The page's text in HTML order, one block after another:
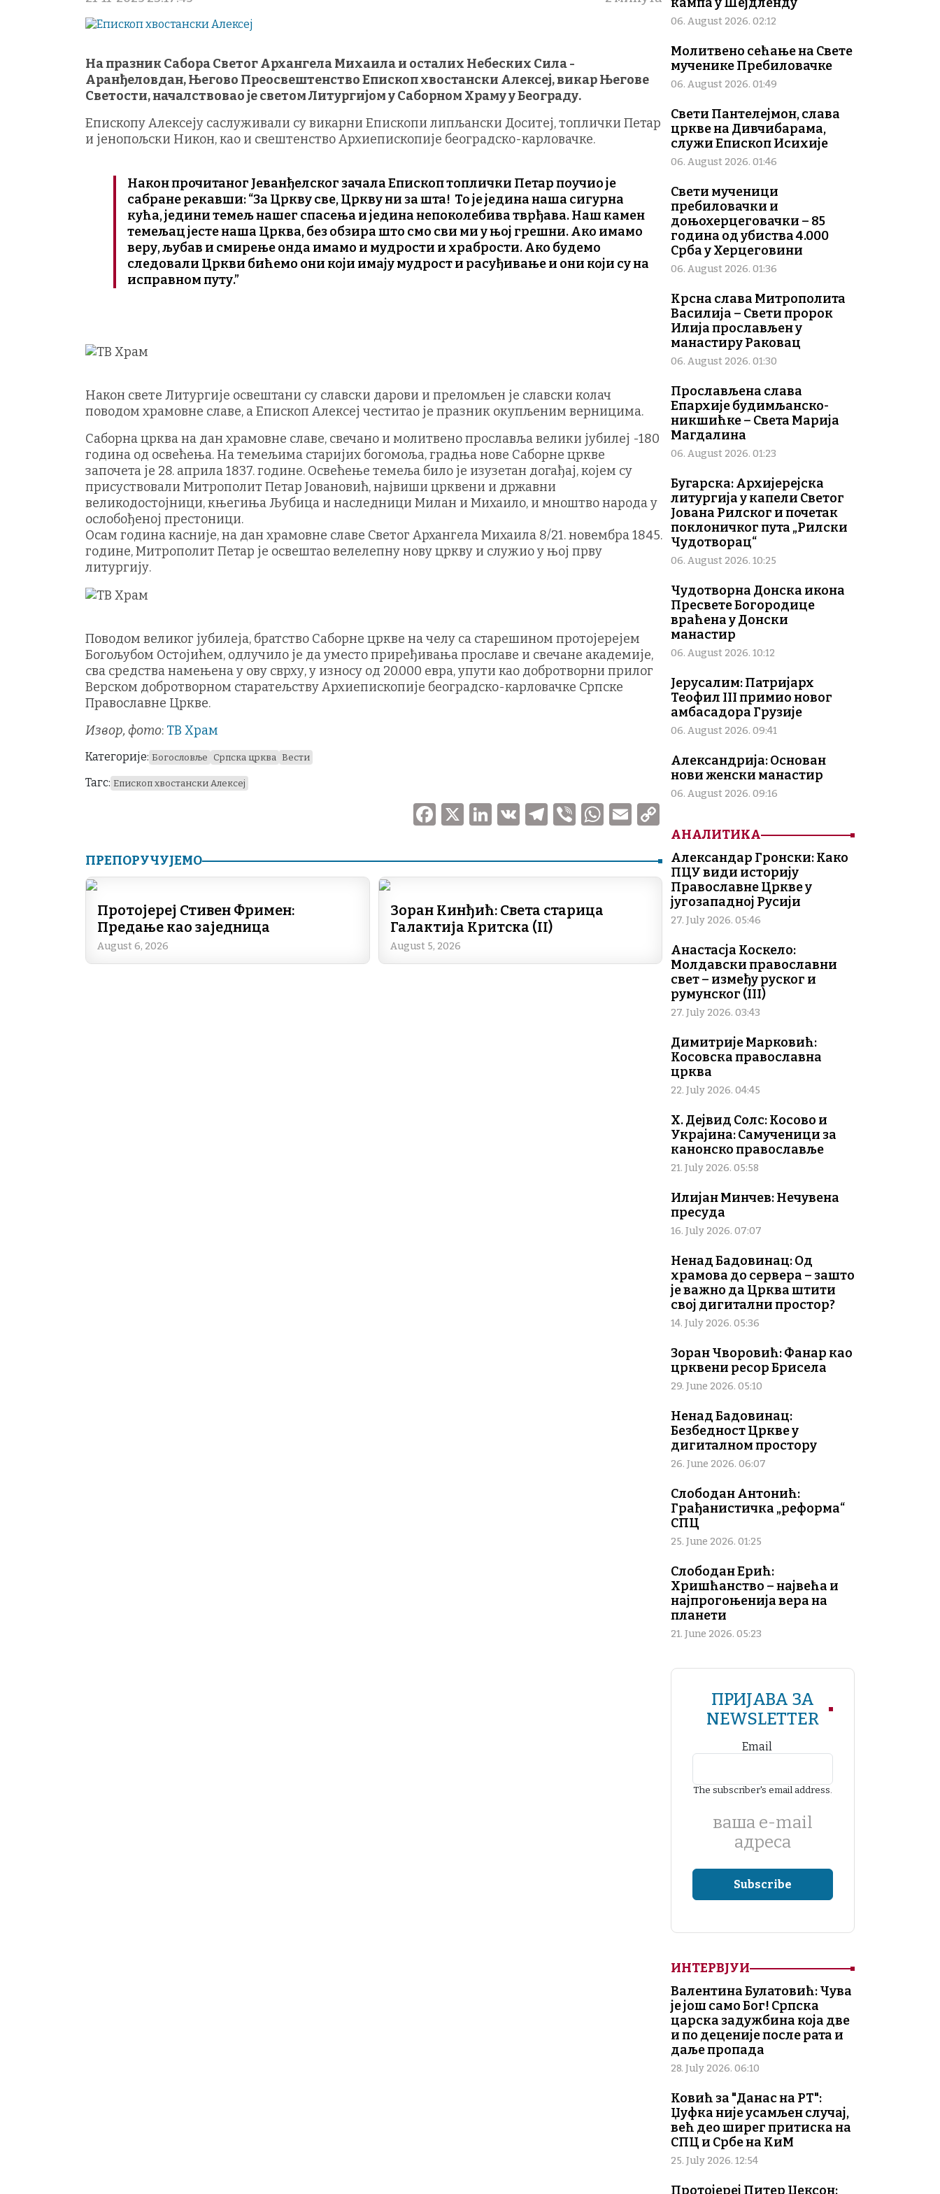
На празник Сабора Светог Архангела Михаила и осталих Небеских Сила -
Аранђеловдан, Његово Преосвештенство Епископ хвостански Алексеј, викар Његове
Светости, началствовао је светом Литургијом у Саборном Храму у Београду.
Епископу Алексеју саслуживали су викарни Епископи липљански Доситеј, топлички Петар
и јенопољски Никон, као и свештенство Архиепископије београдско-карловачке.
Након прочитаног Јеванђелског зачала Епископ топлички Петар поучио је
сабране рекавши: “За Цркву све, Цркву ни за шта! То је једина наша сигурна
кућа, једини темељ нашег спасења и једина непоколебива тврђава. Наш камен
темељац јесте наша Црква, без обзира што смо сви ми у њој грешни. Ако имамо
веру, љубав и смирење онда имамо и мудрости и храбрости. Ако будемо
следовали Цркви бићемо они који имају мудрост и расуђивање и они који су на
исправном путу.”
Након свете Литургије освештани су славски дарови и преломљен је славски колач
поводом храмовне славе, а Епископ Алексеј честитао је празник окупљеним верницима.
Саборна црква на дан храмовне славе, свечано и молитвено прославља велики јубилеј -180
година од освећења. На темељима старијих богомоља, градња нове Саборне цркве
започета је 28. априла 1837. године. Освећење темеља било је изузетан догађај, којем су
присуствовали Митрополит Петар Јовановић, највиши црквени и државни
великодостојници, књегиња Љубица и наследници Милан и Михаило, и мноштво народа у
ослобођеној престоници.
Осам година касније, на дан храмовне славе Светог Архангела Михаила 8/21. новембра 1845.
године, Митрополит Петар је освештао велелепну нову цркву и служио у њој прву
литургију.
Поводом великог јубилеја, братство Саборне цркве на челу са старешином протојерејем
Богољубом Остојићем, одлучило је да уместо приређивања прославе и свечане академије,
сва средства намењена у ову сврху, у износу од 20.000 евра, упути као добротворни прилог
Верском добротворном старатељству Архиепископије београдско-карловачке Српске
Православне Цркве.
Извор, фото: ТВ Храм
Категорије: Богословље Српска црква Вести
Тагс: Епископ хвостански Алексеј
F
c
e
b
o
o
k
X
Li
k
e
dI
n
V
T
e
gr
a
m
V
er
W
at
s
E
ai
l
o
p
y
Li
n
k
ПРЕПОРУЧУЈЕМО
Протојереј Стивен Фримен:
Предање као заједница
August 6, 2026
Зоран Кинђић: Света старица
Галактија Критска (II)
August 5, 2026
06. August 2026. 02:12
Молитвено сећање на Свете
мученике Пребиловачке
06. August 2026. 01:49
Свети Пантелејмон, слава
цркве на Дивчибарама,
служи Епископ Исихије
06. August 2026. 01:46
Свети мученици
пребиловачки и
доњохерцеговачки – 85
година од убиства 4.000
Срба у Херцеговини
06. August 2026. 01:36
Крсна слава Митрополита
Василија – Свети пророк
Илија прослављен у
манастиру Раковац
06. August 2026. 01:30
Прослављена слава
Епархије будимљанско-
никшићке – Света Марија
Магдалина
06. August 2026. 01:23
Бугарска: Архијерејска
литургија у капели Светог
Јована Рилског и почетак
поклоничког пута „Рилски
Чудотворац“
06. August 2026. 10:25
Чудотворна Донска икона
Пресвете Богородице
враћена у Донски
манастир
06. August 2026. 10:12
Јерусалим: Патријарх
Теофил III примио новог
амбасадора Грузије
06. August 2026. 09:41
Александрија: Основан
нови женски манастир
06. August 2026. 09:16
АНАЛИТИКА
Александар Гронски: Како
ПЦУ види историју
Православне Цркве у
југозападној Русији
27. July 2026. 05:46
Анастасја Коскело:
Молдавски православни
свет – између руског и
румунског (III)
27. July 2026. 03:43
Димитрије Марковић:
Косовска православна
црква
22. July 2026. 04:45
Х. Дејвид Солс: Косово и
Украјина: Самученици за
канонско православље
21. July 2026. 05:58
Илијан Минчев: Нечувена
пресуда
16. July 2026. 07:07
Ненад Бадовинац: Од
храмова до сервера – зашто
је важно да Црква штити
свој дигитални простор?
14. July 2026. 05:36
Зоран Чворовић: Фанар као
црквени ресор Брисела
29. June 2026. 05:10
Ненад Бадовинац:
Безбедност Цркве у
дигиталном простору
26. June 2026. 06:07
Слободан Антонић:
Грађанистичка „реформа“
СПЦ
25. June 2026. 01:25
Слободан Ерић:
Хришћанство – највећа и
најпрогоњенија вера на
планети
21. June 2026. 05:23
ПРИЈАВА ЗА
NEWSLETTER
Email
The subscriber's email address.
ваша е-mail
адреса
ИНТЕРВЈУИ
Валентина Булатовић: Чува
је још само Бог! Српска
царска задужбина која две
и по деценије после рата и
даље пропада
28. July 2026. 06:10
Ковић за "Данас на РТ":
Џуфка није усамљен случај,
већ део ширег притиска на
СПЦ и Србе на КиМ
25. July 2026. 12:54
Протојереј Питер Џексон: